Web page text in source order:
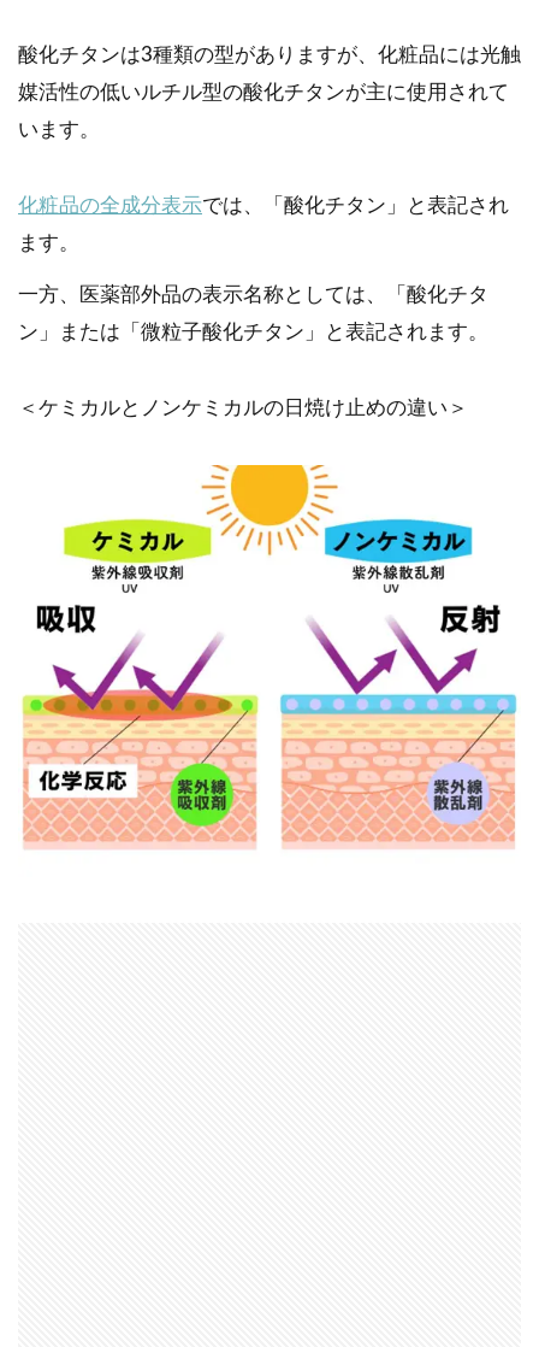
酸化チタンは3種類の型がありますが、化粧品には光触
媒活性の低いルチル型の酸化チタンが主に使用されて
います。
化粧品の全成分表示では、「酸化チタン」と表記され
ます。
一方、医薬部外品の表示名称としては、「酸化チタ
ン」または「微粒子酸化チタン」と表記されます。
＜ケミカルとノンケミカルの日焼け止めの違い＞